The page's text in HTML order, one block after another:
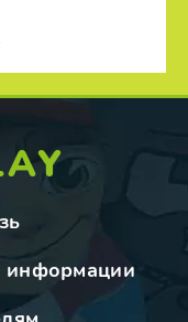
информации